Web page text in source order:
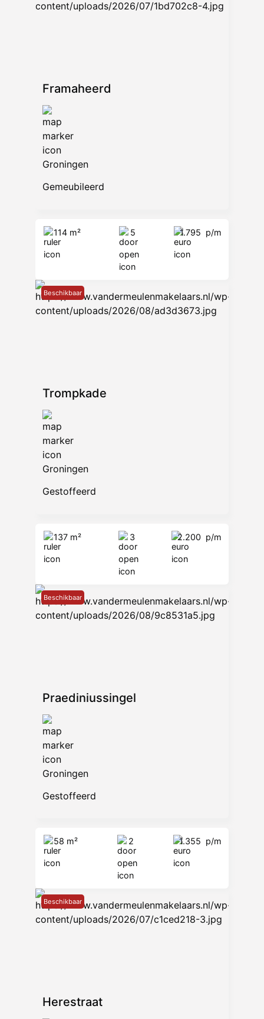
9722 AB Groningen
Framaheerd
Groningen
Gemeubileerd
114 m² 5 1.795 p/m
Beschikbaar
Trompkade
Groningen
Gestoffeerd
137 m² 3 2.200 p/m
Beschikbaar
Praediniussingel
Groningen
Gestoffeerd
58 m² 2 1.355 p/m
Beschikbaar
Herestraat